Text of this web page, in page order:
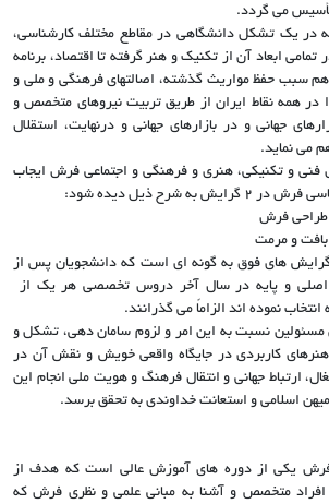
می گردد.
در یک تشکل دانشگاهی در مقاطع مختلف کارشناسی،
ابعاد آن از تکنیک و هنر گرفته تا اقتصاد، برنامه
سبب حفظ مواریث گذشته، اصالتهای فرهنگی و ملی و
همه نقاط ایران از طریق تربیت نیروهای متخصص و
جهانی و در بازارهای جهانی و درنهایت، استقلال
می نماید.
و تکنیکی، هنری و فرهنگی و اجتماعی فرش ایجاب
شرح ذیل دیده شود:
طراحی فرش
و مرمت
های فوق به گونه ای است که دانشجویان پس از
و پایه در سال آخر دروس تخصصی هر یک از
نموده اند الزاماً می گذرانند.
نسبت به این امر و لزوم سامان دهی، تشکل و
هنرهای کاربردی در جایگاه واقعی خویش و نقش آن در
ارتباط جهانی و انتقال فرهنگ و هویت ملی انجام این
اسلامی و استعانت خداوندی به تحقق برسد.
یکی از دوره های آموزش عالی است که هدف از
افراد متخصص و آشنا به مبانی علمی و نظری فرش که